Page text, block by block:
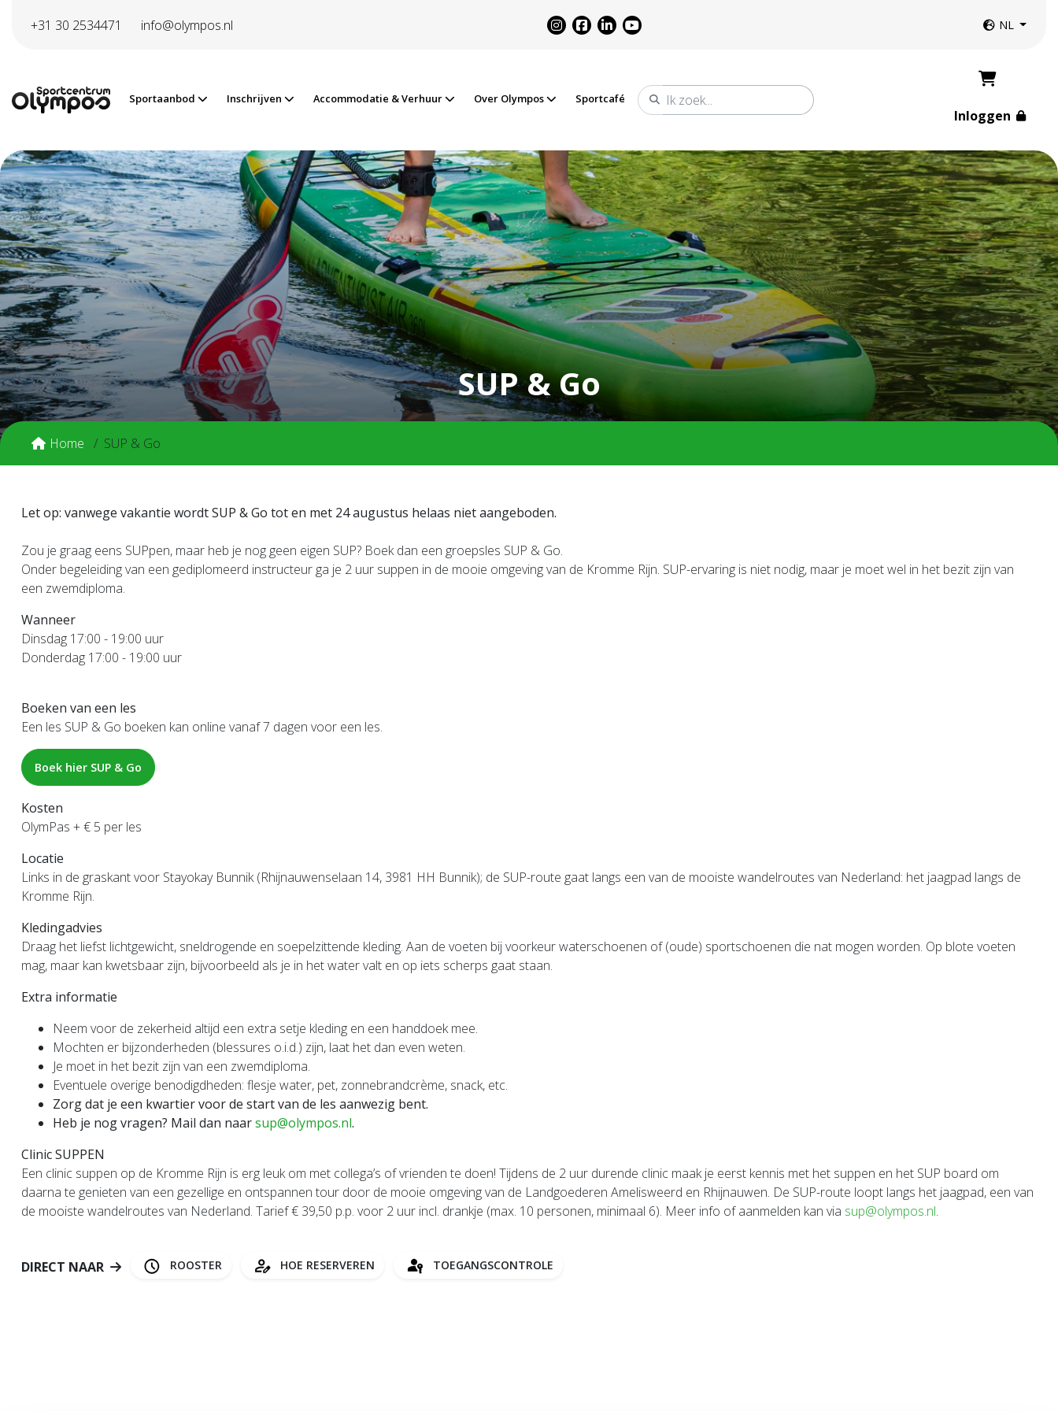
+31 30 2534471
info@olympos.nl
Website taal
NL
Sportaanbod Inschrijven Accommodatie & Verhuur Over Olympos Sportcafé
Zoeken
Inloggen
SUP & Go
Home SUP & Go
Let op: vanwege vakantie wordt SUP & Go tot en met 24 augustus helaas niet aangeboden.
Zou je graag eens SUPpen, maar heb je nog geen eigen SUP? Boek dan een groepsles SUP & Go.
Onder begeleiding van een gediplomeerd instructeur ga je 2 uur suppen in de mooie omgeving van de Kromme Rijn. SUP-ervaring is niet nodig, maar je moet wel in het bezit zijn van
een zwemdiploma.
Wanneer
Dinsdag 17:00 - 19:00 uur
Donderdag 17:00 - 19:00 uur
Boeken van een les
Een les SUP & Go boeken kan online vanaf 7 dagen voor een les.
Boek hier SUP & Go
Kosten
OlymPas + € 5 per les
Locatie
Links in de graskant voor Stayokay Bunnik (Rhijnauwenselaan 14, 3981 HH Bunnik); de SUP-route gaat langs een van de mooiste wandelroutes van Nederland: het jaagpad langs de
Kromme Rijn.
Kledingadvies
Draag het liefst lichtgewicht, sneldrogende en soepelzittende kleding. Aan de voeten bij voorkeur waterschoenen of (oude) sportschoenen die nat mogen worden. Op blote voeten
mag, maar kan kwetsbaar zijn, bijvoorbeeld als je in het water valt en op iets scherps gaat staan.
Extra informatie
Neem voor de zekerheid altijd een extra setje kleding en een handdoek mee.
Mochten er bijzonderheden (blessures o.i.d.) zijn, laat het dan even weten.
Je moet in het bezit zijn van een zwemdiploma.
Eventuele overige benodigdheden: flesje water, pet, zonnebrandcrème, snack, etc.
Zorg dat je een kwartier voor de start van de les aanwezig bent.
Heb je nog vragen? Mail dan naarsup@olympos.nl.
Clinic SUPPEN
Een clinic suppen op de Kromme Rijn is erg leuk om met collega’s of vrienden te doen! Tijdens de 2 uur durende clinic maak je eerst kennis met het suppen en het SUP board om
daarna te genieten van een gezellige en ontspannen tour door de mooie omgeving van de Landgoederen Amelisweerd en Rhijnauwen. De SUP-route loopt langs het jaagpad, een van
de mooiste wandelroutes van Nederland. Tarief € 39,50 p.p. voor 2 uur incl. drankje (max. 10 personen, minimaal 6). Meer info of aanmelden kan via sup@olympos.nl.
DIRECT NAAR ROOSTER HOE RESERVEREN TOEGANGSCONTROLE